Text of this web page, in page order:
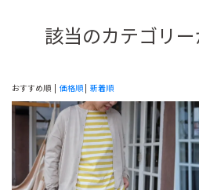
該当のカテゴリ
おすすめ順 | 価格順 | 新着順